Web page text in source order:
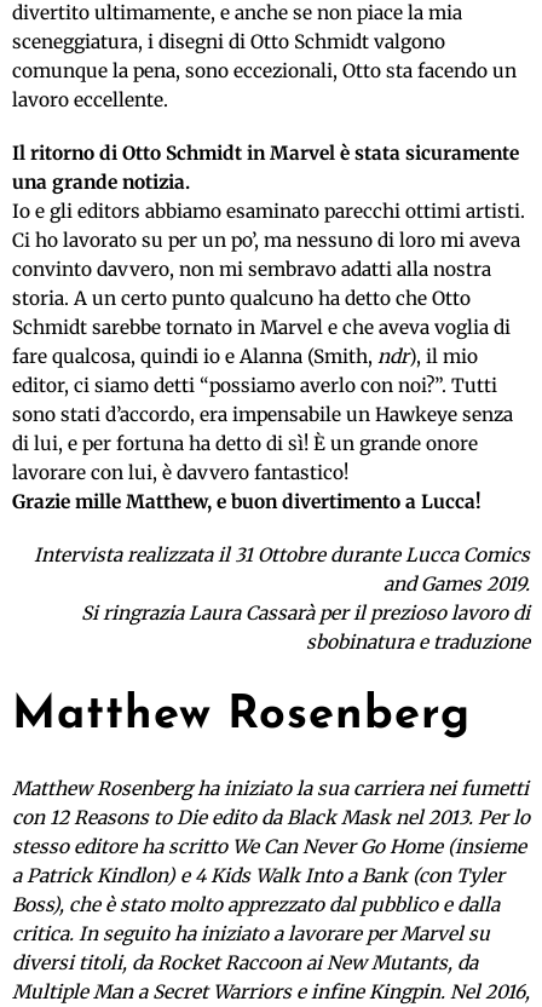
divertito ultimamente, e anche se non piace la mia
sceneggiatura, i disegni di Otto Schmidt valgono
comunque la pena, sono eccezionali, Otto sta facendo un
lavoro eccellente.
Il ritorno di Otto Schmidt in Marvel è stata sicuramente
una grande notizia.
Io e gli editors abbiamo esaminato parecchi ottimi artisti.
Ci ho lavorato su per un po’, ma nessuno di loro mi aveva
convinto davvero, non mi sembravo adatti alla nostra
storia. A un certo punto qualcuno ha detto che Otto
Schmidt sarebbe tornato in Marvel e che aveva voglia di
fare qualcosa, quindi io e Alanna (Smith, ndr), il mio
editor, ci siamo detti “possiamo averlo con noi?”. Tutti
sono stati d’accordo, era impensabile un Hawkeye senza
di lui, e per fortuna ha detto di sì! È un grande onore
lavorare con lui, è davvero fantastico!
Grazie mille Matthew, e buon divertimento a Lucca!
Intervista realizzata il 31 Ottobre durante Lucca Comics
and Games 2019.
Si ringrazia Laura Cassarà per il prezioso lavoro di
sbobinatura e traduzione
Matthew Rosenberg
Matthew Rosenberg ha iniziato la sua carriera nei fumetti
con 12 Reasons to Die edito da Black Mask nel 2013. Per lo
stesso editore ha scritto We Can Never Go Home (insieme
a Patrick Kindlon) e 4 Kids Walk Into a Bank (con Tyler
Boss), che è stato molto apprezzato dal pubblico e dalla
critica. In seguito ha iniziato a lavorare per Marvel su
diversi titoli, da Rocket Raccoon ai New Mutants, da
Multiple Man a Secret Warriors e infine Kingpin. Nel 2016,